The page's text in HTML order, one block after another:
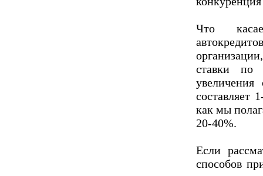
Что
ставки по
составляет
как мы
20-40%.
Если
способов